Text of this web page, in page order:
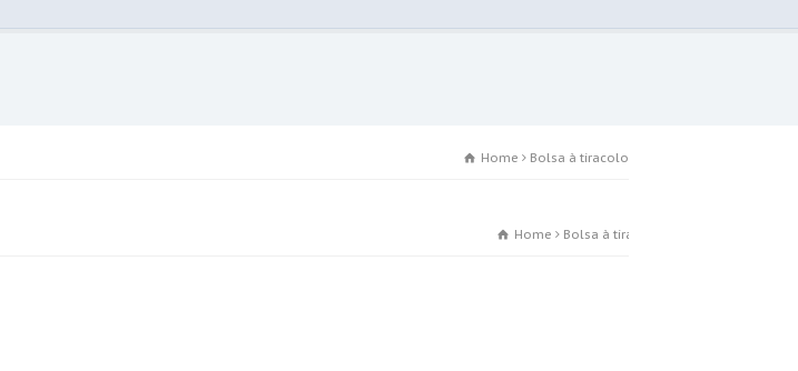
Home Bolsa à tiracolo
Home Bolsa à tiracolo